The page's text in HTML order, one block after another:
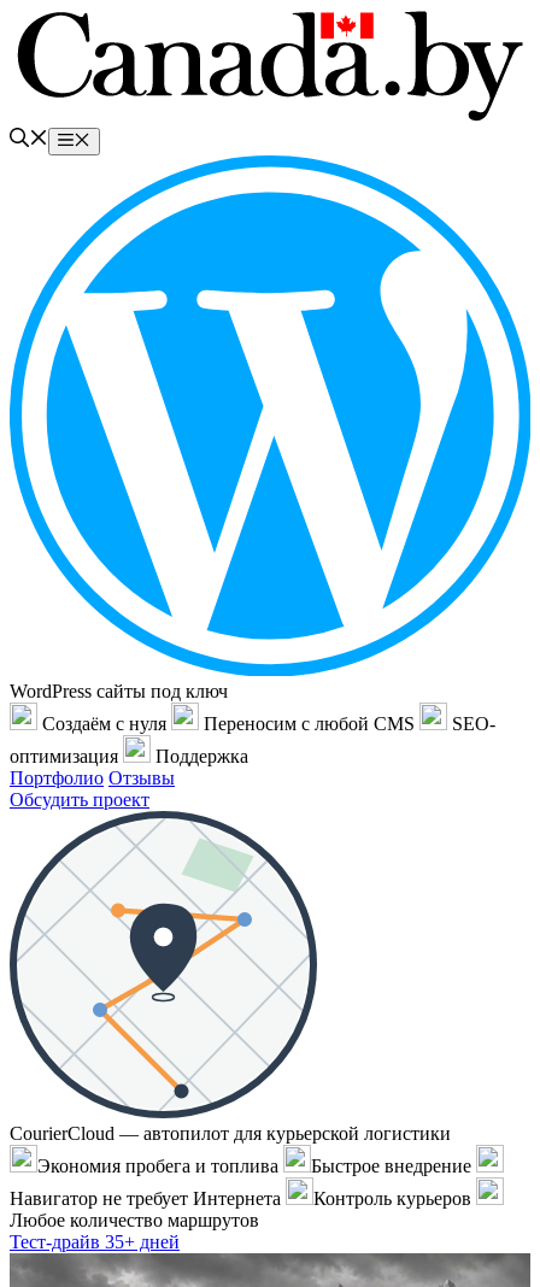
Перейти
содержимому
Меню
WordPress сайты под ключ
Создаём с нуля
Переносим с любой CMS
SEO-
оптимизация
Поддержка
Портфолио Отзывы
Обсудить проект
CourierCloud — автопилот для курьерской логистики
Экономия пробега и топлива
Быстрое внедрение
Навигатор не требует Интернета
Контроль курьеров
Любое количество маршрутов
Тест-драйв 35+ дней